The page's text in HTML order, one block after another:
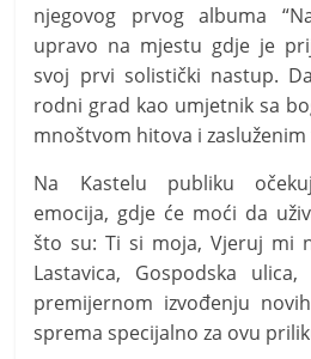
njegovog prvog albuma
upravo na mjestu gdje je
svoj prvi solistički nastup.
rodni grad kao umjetnik sa
mnoštvom hitova i
Na Kastelu publiku
emocija, gdje će moći da
što su: Ti si moja, Vjeruj mi
Lastavica, Gospodska
premijernom izvođenju
sprema specijalno za ovu